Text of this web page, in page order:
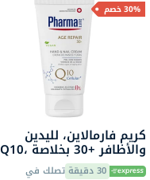
30% خصم
كريم فارمالاين، لليدين
والأظافر +30 بخلاصة Q10،
75 مل 30 دقيقة تصلك في